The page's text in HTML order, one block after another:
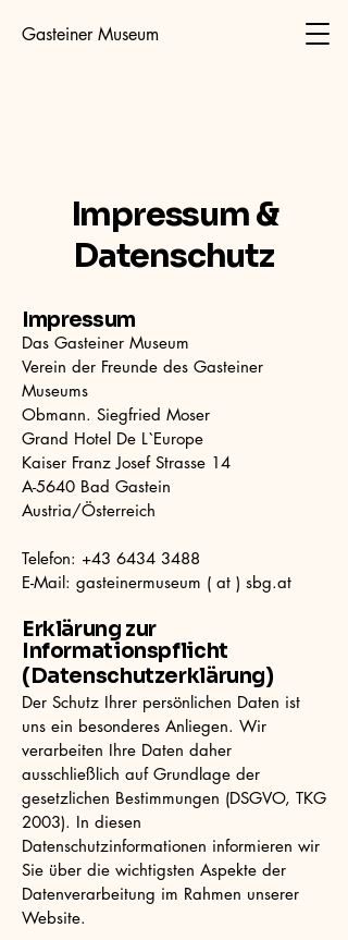
Gasteiner Museum
Impressum &
Datenschutz
Impressum
Das Gasteiner Museum
Verein der Freunde des Gasteiner
Museums
Obmann. Siegfried Moser
Grand Hotel De L`Europe
Kaiser Franz Josef Strasse 14
A-5640 Bad Gastein
Austria/Österreich
Telefon: +43 6434 3488
E-Mail: gasteinermuseum ( at ) sbg.at​​​
Erklärung zur
Informationspflicht
(Datenschutzerklärung)
Der Schutz Ihrer persönlichen Daten ist
uns ein besonderes Anliegen. Wir
verarbeiten Ihre Daten daher
ausschließlich auf Grundlage der
gesetzlichen Bestimmungen (DSGVO, TKG
2003). In diesen
Datenschutzinformationen informieren wir
Sie über die wichtigsten Aspekte der
Datenverarbeitung im Rahmen unserer
Website.